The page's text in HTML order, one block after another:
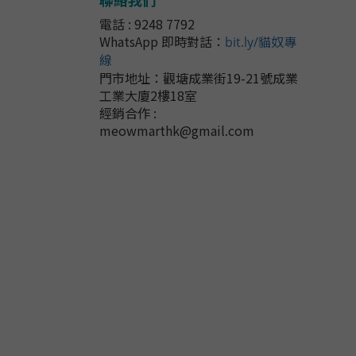
電話 : 9248 7792
WhatsApp 即時對話 ： bit.ly/貓奴專
線
門市地址： 觀塘成業街19-21號成業
工業大廈2樓18室
經銷合作 :
meowmarthk@gmail.com